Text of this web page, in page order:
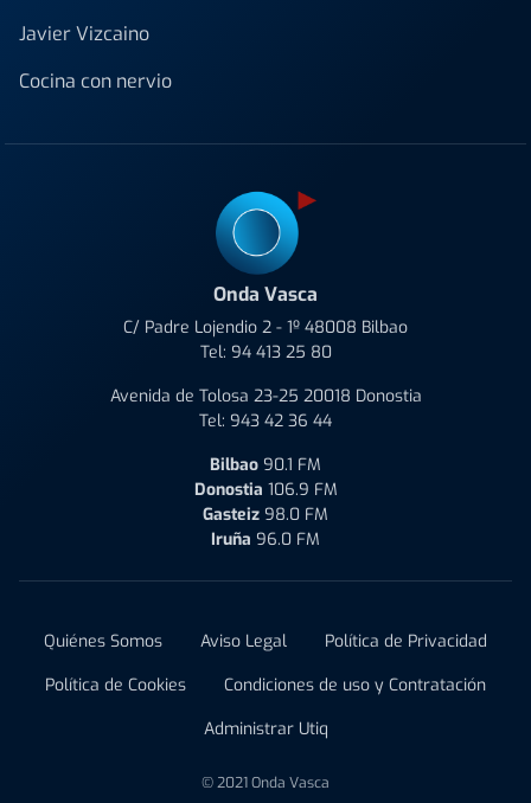
Javier Vizcaino
Cocina con nervio
Onda Vasca
C/ Padre Lojendio 2 - 1º 48008 Bilbao
Tel: 94 413 25 80
Avenida de Tolosa 23-25 20018 Donostia
Tel: 943 42 36 44
Bilbao 90.1 FM
Donostia 106.9 FM
Gasteiz 98.0 FM
Iruña 96.0 FM
Quiénes Somos Aviso Legal
Política de Privacidad
Política de Cookies
Condiciones de uso y Contratación
Administrar Utiq
© 2021 Onda Vasca